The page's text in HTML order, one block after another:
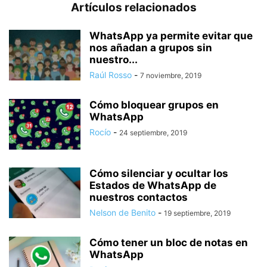
Artículos relacionados
WhatsApp ya permite evitar que
nos añadan a grupos sin
nuestro...
Raúl Rosso - 7 noviembre, 2019
Cómo bloquear grupos en
WhatsApp
Rocío - 24 septiembre, 2019
Cómo silenciar y ocultar los
Estados de WhatsApp de
nuestros contactos
Nelson de Benito - 19 septiembre, 2019
Cómo tener un bloc de notas en
WhatsApp